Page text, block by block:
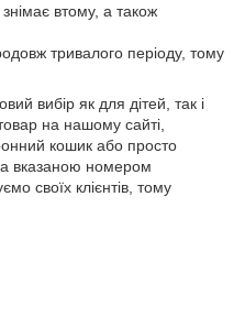
втому, а також
тривалого періоду, тому
вибір як для дітей, так і
на нашому сайті,
кошик або просто
вказаною номером
своїх клієнтів, тому